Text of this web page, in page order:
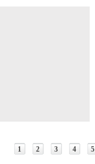
1 2 3 4 5